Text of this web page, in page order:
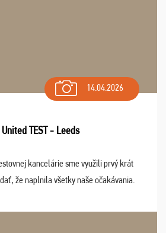
14.04.2026
TEST - Leeds
kancelárie sme využili prvý krát
že naplnila všetky naše očakávania.
(milí, profesionálni ...